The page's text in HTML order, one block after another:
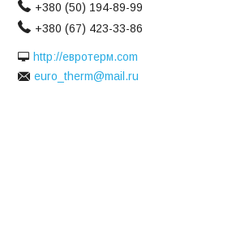
+380 (50) 194-89-99
+380 (67) 423-33-86
http://евротерм.com
euro_therm@mail.ru